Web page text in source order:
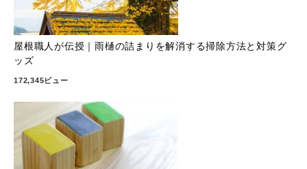
屋根職人が伝授｜雨樋の詰まりを解消する掃除方法と対策グ
ッズ
172,345ビュー